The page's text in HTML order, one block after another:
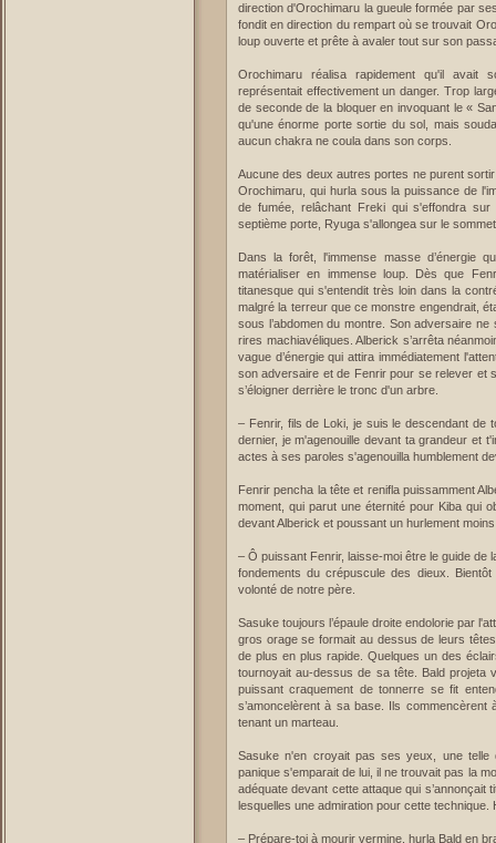
direction d'Orochimaru la gueule formée par
fondit en direction du rempart où se trouvait
loup ouverte et prête à avaler tout sur son
Orochimaru réalisa rapidement qu'il avait
représentait effectivement un danger. Trop
de seconde de la bloquer en invoquant le «
qu'une énorme porte sortie du sol, mais
aucun chakra ne coula dans son corps.
Aucune des deux autres portes ne purent
Orochimaru, qui hurla sous la puissance de
de fumée, relâchant Freki qui s'effondra
septième porte, Ryuga s'allongea sur le
Dans la forêt, l'immense masse d’énergie
matérialiser en immense loup. Dès que
titanesque qui s'entendit très loin dans la
malgré la terreur que ce monstre engendrait,
sous l’abdomen du montre. Son adversaire
rires machiavéliques. Alberick s’arrêta
vague d’énergie qui attira immédiatement
son adversaire et de Fenrir pour se relever et
s’éloigner derrière le tronc d'un arbre.
– Fenrir, fils de Loki, je suis le descendant de
dernier, je m'agenouille devant ta grandeur et
actes à ses paroles s'agenouilla humblement
Fenrir pencha la tête et renifla puissamment
moment, qui parut une éternité pour Kiba qui
devant Alberick et poussant un hurlement
– Ô puissant Fenrir, laisse-moi être le guide de
fondements du crépuscule des dieux.
volonté de notre père.
Sasuke toujours l’épaule droite endolorie par
gros orage se formait au dessus de leurs
de plus en plus rapide. Quelques un des
tournoyait au-dessus de sa tête. Bald projeta
puissant craquement de tonnerre se fit
s’amoncelèrent à sa base. Ils
tenant un marteau.
Sasuke n'en croyait pas ses yeux, une telle
panique s'emparait de lui, il ne trouvait pas la
adéquate devant cette attaque qui s’annonçait
lesquelles une admiration pour cette
– Prépare-toi à mourir vermine, hurla Bald en